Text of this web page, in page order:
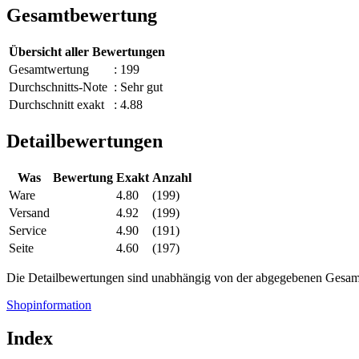
Gesamtbewertung
Übersicht aller Bewertungen
Gesamtwertung
: 199
Durchschnitts-Note : Sehr gut
Durchschnitt exakt
: 4.88
Detailbewertungen
Was Bewertung Exakt Anzahl
Ware
4.80
(199)
Versand
4.92
(199)
Service
4.90
(191)
Seite
4.60 (197)
Die Detailbewertungen sind unabhängig von der abgegebenen
Shopinformation
Index